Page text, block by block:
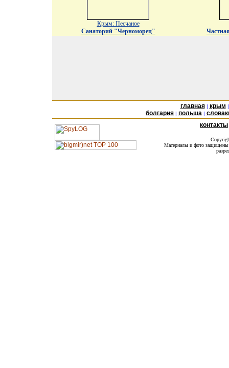
Крым: Песчаное
Санаторий "Черноморец"
главная| крым
болгария | польша |
контакты
Материалы и фото защищены